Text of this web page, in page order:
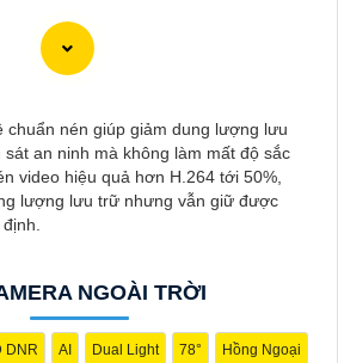
một số thông tin về Camera Thiết Kế
tính năng thông minh như phát hiện
thông minh.
A: Camera IP 4MP, công nghệ
ban đêm, chống ngược sáng tốt,
IP67
điều kiện thiếu sáng, chất lượng
và lắp đặt.
kỹ thuật và tính năng mà bạn cần
phù hợp với nhu cầu sử dụng của
chuẩn nén giúp giảm dung lượng lưu
an ninh mà không làm mất độ sắc
video hiệu quả hơn H.264 tới 50%,
lượng lưu trữ nhưng vẫn giữ được
NGOÀI TRỜI
DNR AI Dual Light 78° Hồng Ngoại